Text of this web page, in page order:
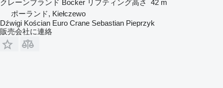
クレーンブランド Bocker リフティング高さ
42 m
ポーランド, Kiełczewo
Dźwigi Kościan Euro Crane Sebastian Pieprzyk
販売会社に連絡